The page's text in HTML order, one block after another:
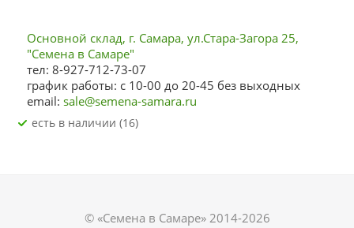
Основной склад, г. Самара, ул.Стара-Загора 25,
"Семена в Самаре"
тел: 8-927-712-73-07
график работы: с 10-00 до 20-45 без выходных
email: sale@semena-samara.ru
Есть в наличии (16)
© «Семена в Самаре» 2014-2026